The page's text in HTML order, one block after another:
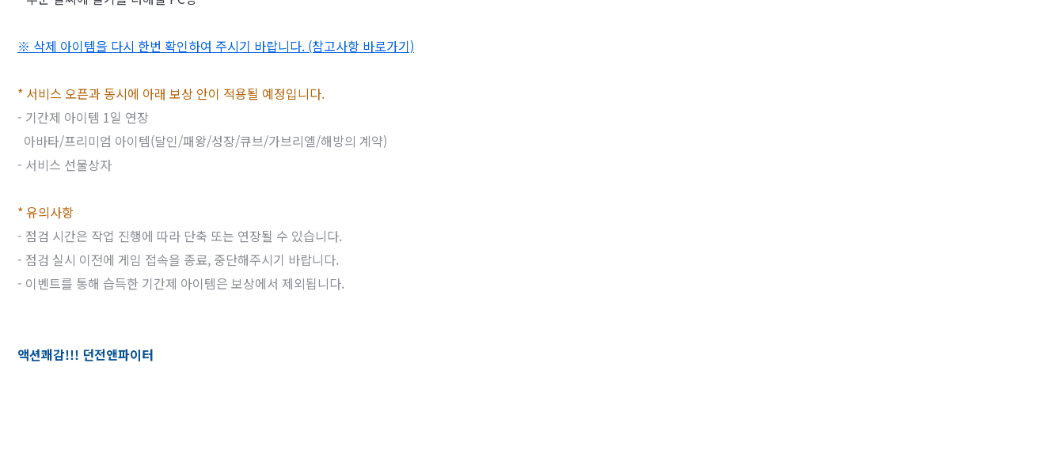
※ 삭제 아이템을 다시 한번 확인하여 주시기 바랍니다. (참고사항 바로가기)
* 서비스 오픈과 동시에 아래 보상 안이 적용될 예정입니다.
- 기간제 아이템 1일 연장
아바타/프리미엄 아이템(달인/패왕/성장/큐브/가브리엘/해방의 계약)
- 서비스 선물상자
* 유의사항
- 점검 시간은 작업 진행에 따라 단축 또는 연장될 수 있습니다.
- 점검 실시 이전에 게임 접속을 종료, 중단해주시기 바랍니다.
- 이벤트를 통해 습득한 기간제 아이템은 보상에서 제외됩니다.
액션쾌감!!! 던전앤파이터